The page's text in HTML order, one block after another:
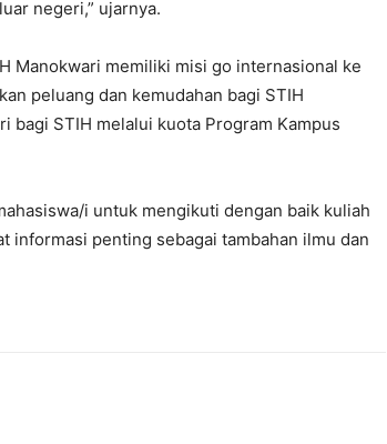
negeri,” ujarnya.
Manokwari memiliki misi go internasional ke
peluang dan kemudahan bagi STIH
bagi STIH melalui kuota Program Kampus
i untuk mengikuti dengan baik kuliah
informasi penting sebagai tambahan ilmu dan